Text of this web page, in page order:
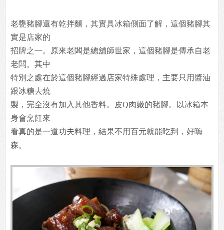
老甕豬腳還有乾拌麵，其實具冰箱側面了解，這個豬腳其
實是店家的
招牌之一。原來老闆是總舖師世家，這個豬腳是傳承自老
老闆。其中
特別之處在於這個豬腳經過店家特殊處理，主要只用醬油
跟冰糖去燒
製，完全沒有加入其他香料。皮Q肉嫩的豬腳。以冰箱本
身會烹飪來
看真的是一道功夫料理，結果不用百元就能吃到，好嗨
森。